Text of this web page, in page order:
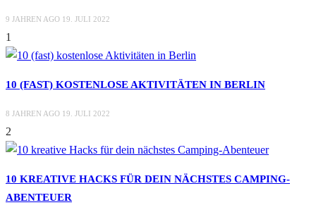
9 JAHREN AGO 19. JULI 2022
1
10 (FAST) KOSTENLOSE AKTIVITÄTEN IN BERLIN
8 JAHREN AGO 19. JULI 2022
2
10 KREATIVE HACKS FÜR DEIN NÄCHSTES CAMPING-
ABENTEUER